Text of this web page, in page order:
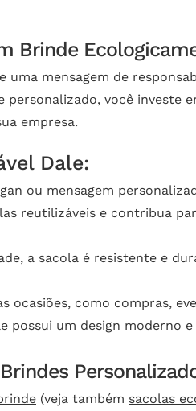
Brinde
uma mensagem de
você
empresa.
Dale:
ou mensagem
reutilizáveis e contribua
a sacola é resistente e
ocasiões, como compras,
possui um design moderno
(veja também sacolas